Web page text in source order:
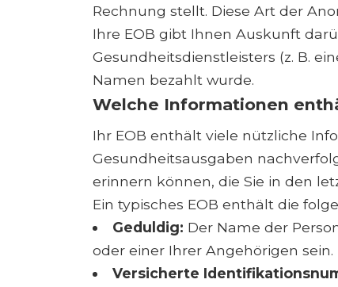
Rechnung stellt. Diese Art der
Ihre EOB gibt Ihnen Auskunft
Gesundheitsdienstleisters (z. B.
Namen bezahlt wurde.
Welche Informationen
Ihr EOB enthält viele nützliche
Gesundheitsausgaben
erinnern können, die Sie in den
Ein typisches EOB enthält die
Geduldig: Der Name der
oder einer Ihrer Angehörigen sein.
Versicherte